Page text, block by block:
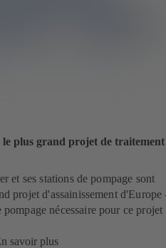
plus grand projet de traitement
et ses stations de pompage sont
projet d'assainissement d'Europe
nécessaire pour ce projet
savoir plus